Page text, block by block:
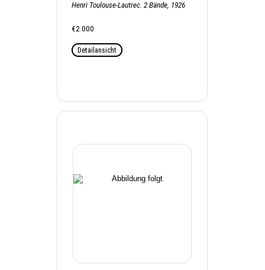
Henri Toulouse-Lautrec. 2 Bände, 1926
€2.000
Detailansicht